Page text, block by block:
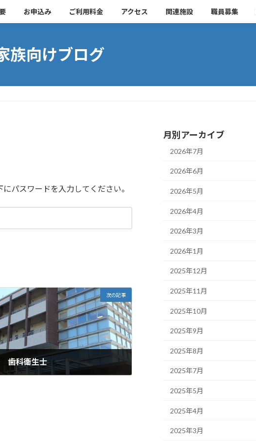
お申込み ご利用料金 アクセス 関連施設 職員募集
族向けブログ
パスワードを入力してください。
次の記事
歯科衛生士
月別アーカイブ
2026年7月
2026年6月
2026年5月
2026年4月
2026年3月
2026年1月
2025年12月
2025年11月
2025年10月
2025年9月
2025年8月
2025年7月
2025年5月
2025年4月
2025年3月